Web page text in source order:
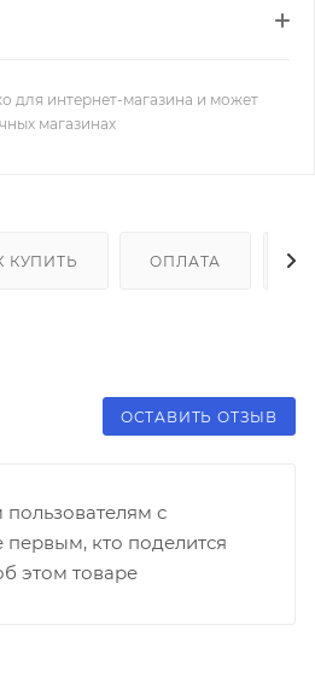
для интернет-магазина и может
магазинах
КУПИТЬ ОПЛАТА
ОСТАВИТЬ ОТЗЫВ
с
кто поделится
этом товаре